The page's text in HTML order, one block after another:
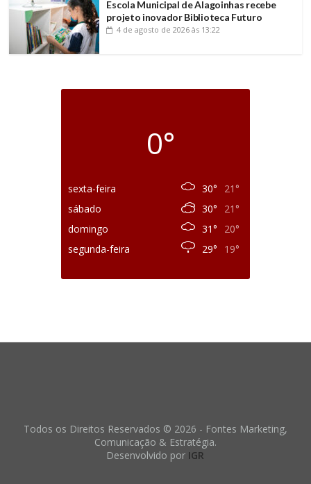
Escola Municipal de Alagoinhas recebe
projeto inovador Biblioteca Futuro
4 de agosto de 2026 às 13:22
0°
sexta-feira 30°
21°
sábado
30°
21°
domingo
31°
20°
segunda-feira
29° 19°
Todos os Direitos Reservados © 2026 - Fontes Marketing,
Comunicação & Estratégia.
Desenvolvido por IGR